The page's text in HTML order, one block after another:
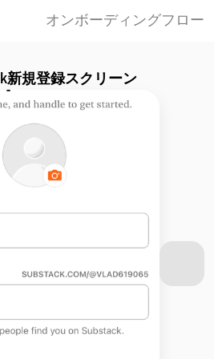
オンボーディングフロー
新規登録スクリーン